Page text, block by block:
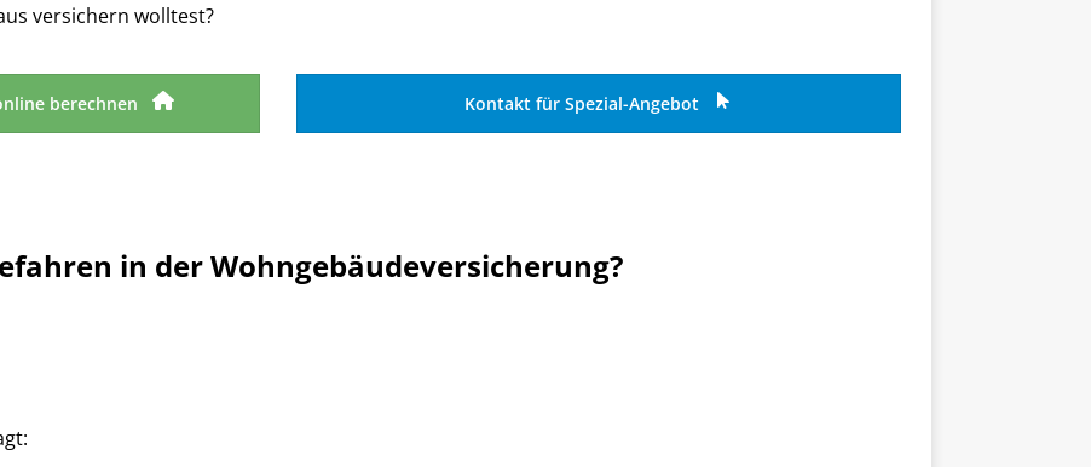
versichern wolltest?
berechnen Kontakt für Spezial-Angebot
in der Wohngebäudeversicherung?